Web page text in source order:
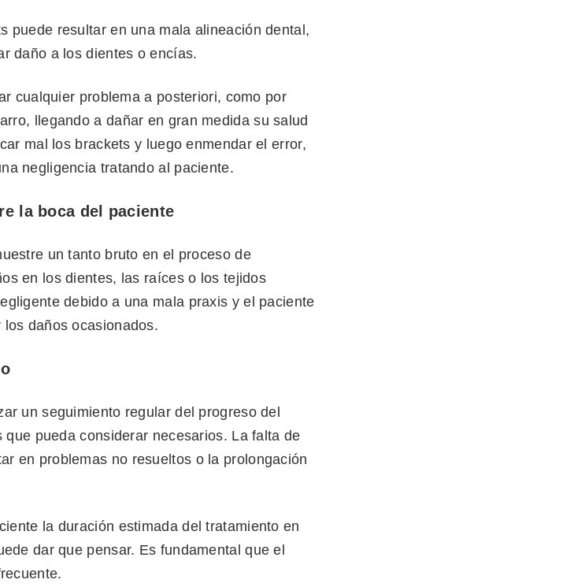
puede resultar en una mala alineación dental,
daño a los dientes o encías.
cualquier problema a posteriori, como por
llegando a dañar en gran medida su salud
mal los brackets y luego enmendar el error,
negligencia tratando al paciente.
la boca del paciente
un tanto bruto en el proceso de
en los dientes, las raíces o los tejidos
debido a una mala praxis y el paciente
daños ocasionados.
un seguimiento regular del progreso del
pueda considerar necesarios. La falta de
en problemas no resueltos o la prolongación
la duración estimada del tratamiento en
dar que pensar. Es fundamental que el